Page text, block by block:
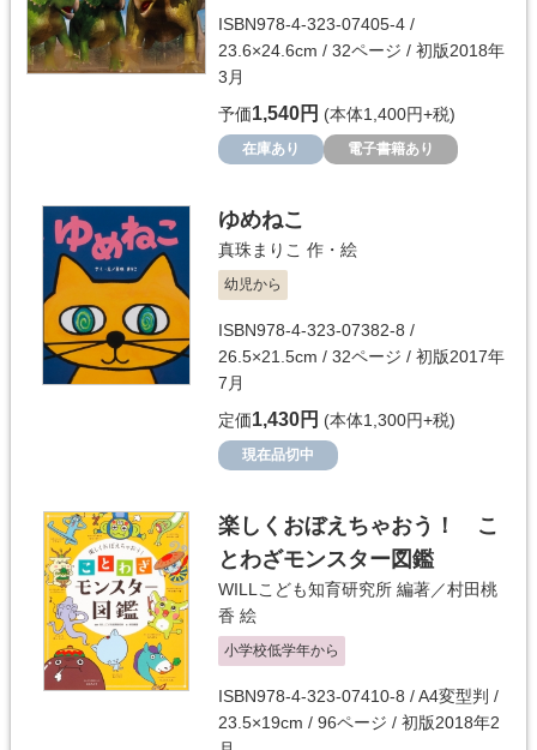
ISBN978-4-323-07405-4 /
23.6×24.6cm / 32ページ / 初版2018年
3月
予価1,540円 (本体1,400円+税)
在庫あり 電子書籍あり
ゆめねこ
真珠まりこ 作・絵
幼児から
ISBN978-4-323-07382-8 /
26.5×21.5cm / 32ページ / 初版2017年
7月
定価1,430円 (本体1,300円+税)
現在品切中
楽しくおぼえちゃおう！ こ
とわざモンスター図鑑
WILLこども知育研究所 編著／村田桃
香 絵
小学校低学年から
ISBN978-4-323-07410-8 / A4変型判 /
23.5×19cm / 96ページ / 初版2018年2